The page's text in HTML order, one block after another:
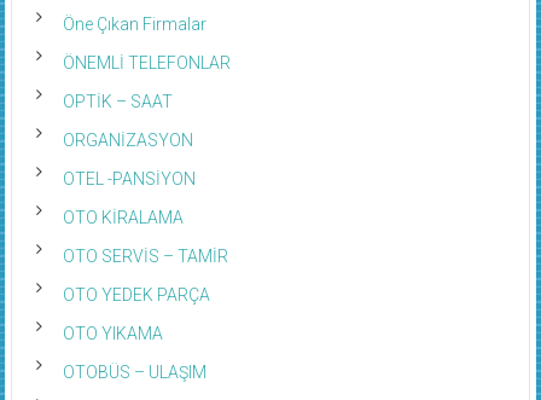
Öne Çıkan Firmalar
ÖNEMLİ TELEFONLAR
OPTİK – SAAT
ORGANİZASYON
OTEL -PANSİYON
OTO KİRALAMA
OTO SERVİS – TAMİR
OTO YEDEK PARÇA
OTO YIKAMA
OTOBÜS – ULAŞIM